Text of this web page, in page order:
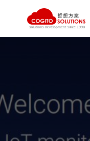
跳
容